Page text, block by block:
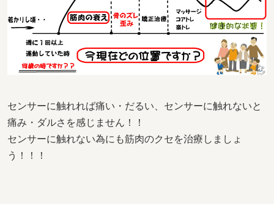
センサーに触れれば痛い・だるい、センサーに触れないと
痛み・ダルさを感じません！！
センサーに触れない為にも筋肉のクセを治療しましょ
う！！！